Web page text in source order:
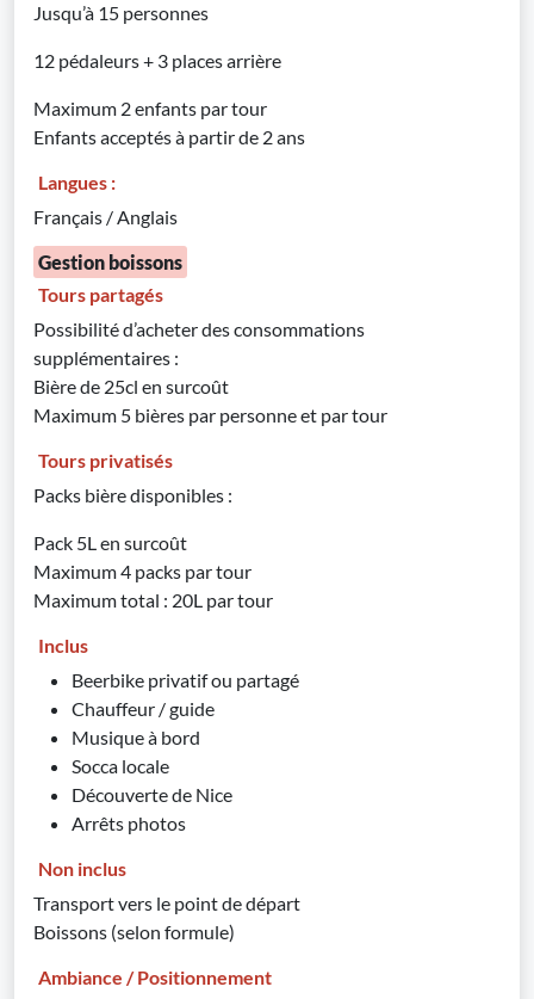
Jusqu’à 15 personnes
12 pédaleurs + 3 places arrière
Maximum 2 enfants par tour
Enfants acceptés à partir de 2 ans
Langues :
Français / Anglais
Gestion boissons
Tours partagés
Possibilité d’acheter des consommations
supplémentaires :
Bière de 25cl en surcoût
Maximum 5 bières par personne et par tour
Tours privatisés
Packs bière disponibles :
Pack 5L en surcoût
Maximum 4 packs par tour
Maximum total : 20L par tour
Inclus
Beerbike privatif ou partagé
Chauffeur / guide
Musique à bord
Socca locale
Découverte de Nice
Arrêts photos
Non inclus
Transport vers le point de départ
Boissons (selon formule)
Ambiance / Positionnement